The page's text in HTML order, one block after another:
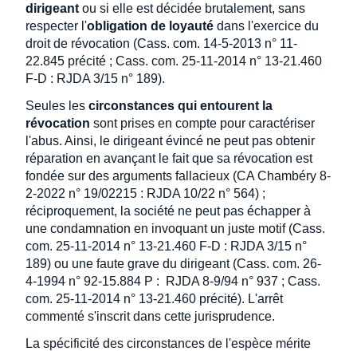
dirigeant ou si elle est décidée brutalement, sans
respecter l'obligation de loyauté dans l'exercice du
droit de révocation (Cass. com. 14-5-2013 n° 11-
22.845 précité ; Cass. com. 25-11-2014 n° 13-21.460
F-D : RJDA 3/15 n° 189).
Seules les circonstances qui entourent la
révocation sont prises en compte pour caractériser
l'abus. Ainsi, le dirigeant évincé ne peut pas obtenir
réparation en avançant le fait que sa révocation est
fondée sur des arguments fallacieux (CA Chambéry 8-
2-2022 n° 19/02215 : RJDA 10/22 n° 564) ;
réciproquement, la société ne peut pas échapper à
une condamnation en invoquant un juste motif (Cass.
com. 25-11-2014 n° 13-21.460 F-D : RJDA 3/15 n°
189) ou une faute grave du dirigeant (Cass. com. 26-
4-1994 n° 92-15.884 P : RJDA 8-9/94 n° 937 ; Cass.
com. 25-11-2014 n° 13-21.460 précité). L'arrêt
commenté s'inscrit dans cette jurisprudence.
La spécificité des circonstances de l'espèce mérite